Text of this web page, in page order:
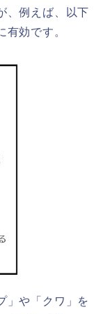
、例えば、以下
効です。
」や「クワ」を